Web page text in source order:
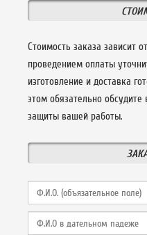
Стоимость заказа зависит
проведением оплаты
изготовление и доставка
этом обязательно
защиты вашей работы.